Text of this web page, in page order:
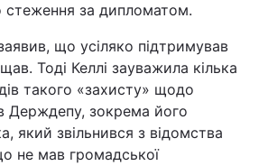
за дипломатом.
що усіляко підтримував
Тоді Келлі зауважила кілька
такого «захисту» щодо
Держдепу, зокрема його
який звільнився з відомства
не мав громадської